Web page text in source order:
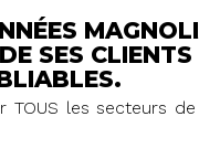
SES
TOUS les secteurs